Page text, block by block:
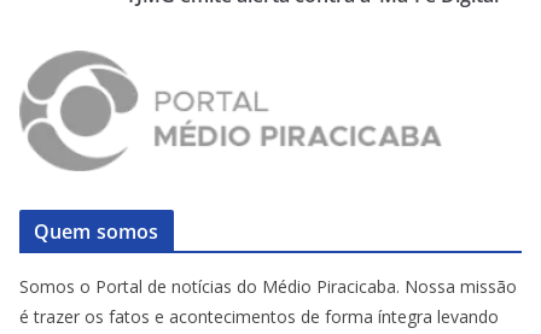
Quem somos
Somos o Portal de notícias do Médio Piracicaba. Nossa missão
é trazer os fatos e acontecimentos de forma íntegra levando